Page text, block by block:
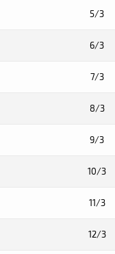
5/3
6/3
7/3
8/3
9/3
10/3
11/3
12/3